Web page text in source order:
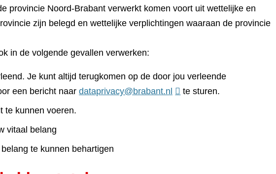
provincie Noord-Brabant verwerkt komen voort uit wettelijke en
zijn belegd en wettelijke verplichtingen waaraan de provincie
in de volgende gevallen verwerken:
Je kunt altijd terugkomen op de door jou verleende
een bericht naar dataprivacy@brabant.nl
te sturen.
te kunnen voeren.
vitaal belang
te kunnen behartigen